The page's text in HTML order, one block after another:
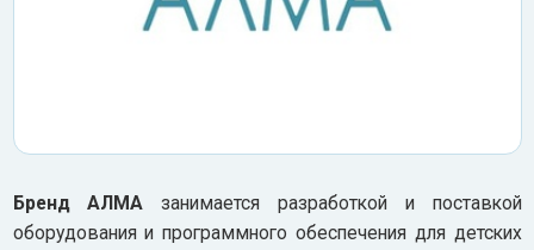
Бренд АЛМА занимается разработкой и поставкой
оборудования и программного обеспечения для детских